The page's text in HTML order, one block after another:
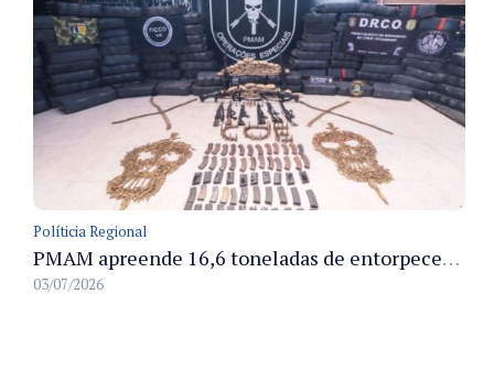
Políticia Regional
PMAM apreende 16,6 toneladas de entorpecentes e registra aumento nas prisões em flagrante e nas capturas de foragidos no primeiro semestre de 2026
03/07/2026